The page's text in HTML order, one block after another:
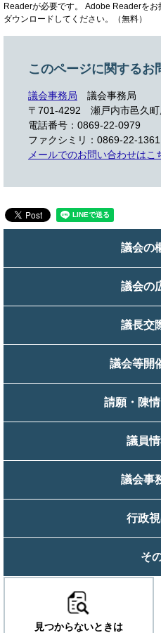
Readerが必要です。
Adobe Readerをお
ダウンロードしてください。（無料）
このページに関するお
議会事務局
議会事務局
〒701-4292
瀬戸内市邑久
電話番号：0869-22-0979
ファクシミリ：0869-22-1361
メールでのお問い合わせはこ
議会の
議会の
議長交
議会等開
請願・陳
議員
議会事
行政
そ
見つからないときは